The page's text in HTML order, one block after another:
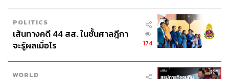
POLITICS
เส้นทางคดี 44 สส. ในชั้นศาลฎีกา
จะรู้ผลเมื่อไร
174
WORLD